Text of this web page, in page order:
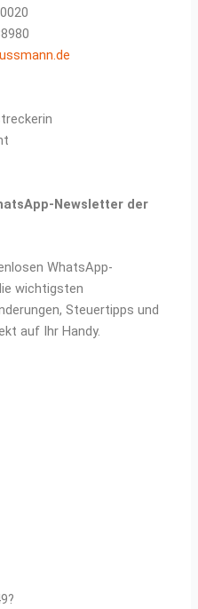
Newsletter der
WhatsApp-
wichtigsten
Steuertipps und
auf Ihr Handy.